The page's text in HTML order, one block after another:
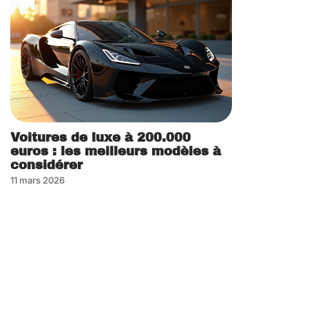
Voitures de luxe à 200.000
euros : les meilleurs modèles à
considérer
11 mars 2026